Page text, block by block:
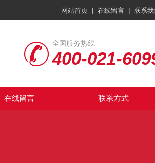
网站首页 | 在线留言 | 联系
全国服务热线
400-021-
在线留言 联系方式